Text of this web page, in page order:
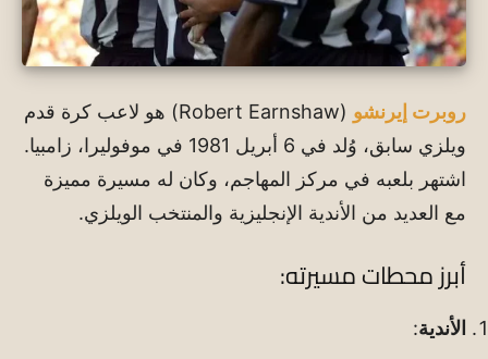
روبرت إيرنشو
(Robert Earnshaw) هو لاعب كرة قدم
ويلزي سابق، وُلد في 6 أبريل 1981 في موفوليرا، زامبيا.
اشتهر بلعبه في مركز المهاجم، وكان له مسيرة مميزة
مع العديد من الأندية الإنجليزية والمنتخب الويلزي.
أبرز محطات مسيرته:
الأندية: